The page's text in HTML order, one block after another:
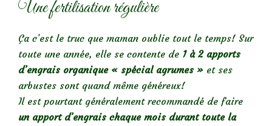
Une fertilisation régulière
Ça c’est le truc que maman oublie tout le temps! Sur
toute une année, elle se contente de 1 à 2 apports
d’engrais organique « spécial agrumes » et ses
arbustes sont quand même généreux!
Il est pourtant généralement recommandé de faire
un apport d’engrais chaque mois durant toute la